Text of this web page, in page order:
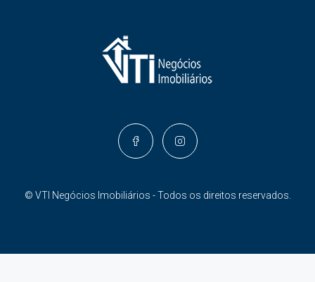
© VTI Negócios Imobiliários - Todos os direitos reservados.